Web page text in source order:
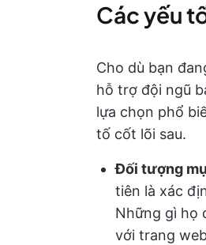
Các yếu
Cho dù bạn
hỗ trợ đội ngũ
lựa chọn phổ
tố cốt lõi sau.
Đối tượng
tiên là xác
Những gì họ
với trang